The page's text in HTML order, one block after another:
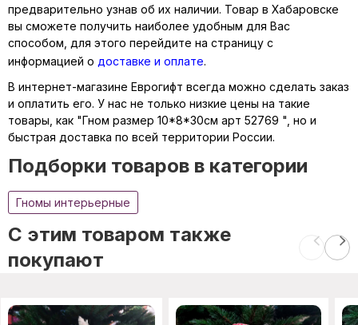
предварительно узнав об их наличии. Товар в Хабаровске
вы сможете получить наиболее удобным для Вас
способом, для этого перейдите на страницу с
информацией о доставке и оплате.
В интернет-магазине Еврогифт всегда можно сделать заказ
и оплатить его. У нас не только низкие цены на такие
товары, как "Гном размер 10*8*30см арт 52769 ", но и
быстрая доставка по всей территории России.
Подборки товаров в категории
Гномы интерьерные
C этим товаром также
покупают